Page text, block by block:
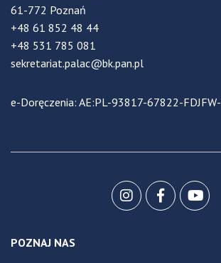
61-772 Poznań
+48 61 852 48 44
+48 531 785 081
sekretariat.palac@bk.pan.pl
e-Doręczenia: AE:PL-93817-67822-
POZNAJ NAS